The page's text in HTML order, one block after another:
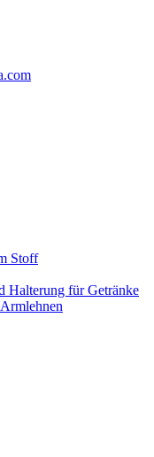
Stoff
Halterung für Getränke